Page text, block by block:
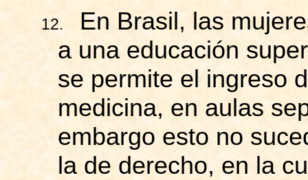
12.
En Brasil, las
a una educación
se permite el ingreso
medicina, en aulas
embargo esto no
la de derecho, en la